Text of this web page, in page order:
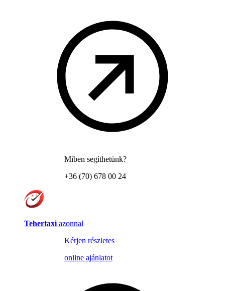
Miben segíthetünk?
+36 (70) 678 00 24
Tehertaxi azonnal
Kérjen részletes
online ajánlatot